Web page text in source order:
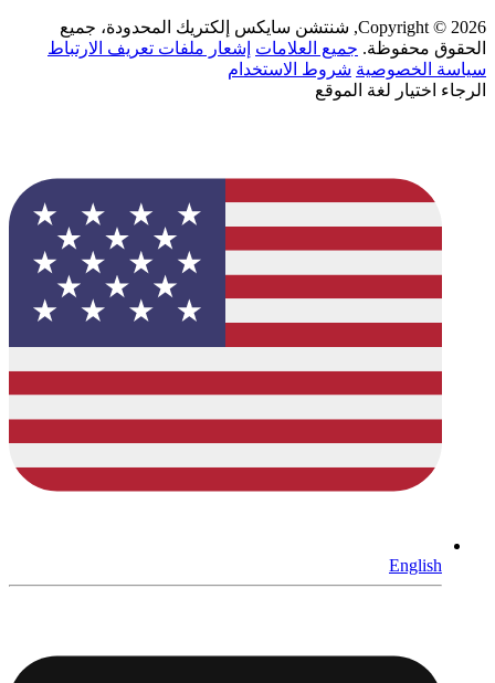
Copyright © 2026, شنتشن سايكس إلكتريك المحدودة، جميع
الحقوق محفوظة. جميع العلامات إشعار ملفات تعريف الارتباط
سياسة الخصوصية شروط الاستخدام
الرجاء اختيار لغة الموقع
English